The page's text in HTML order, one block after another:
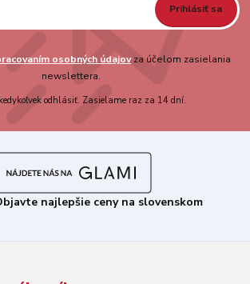
Prihlásiť sa
osobných údajovza účelom zasielania
newslettera.
odhlásiť. Zasielame raz za 14 dní.